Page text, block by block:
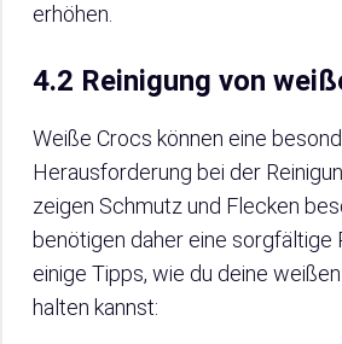
erhöhen.
4.2 Reinigung von
Weiße Crocs können eine
Herausforderung bei der
zeigen Schmutz und Flecken
benötigen daher eine sorgfältige
einige Tipps, wie du deine
halten kannst: